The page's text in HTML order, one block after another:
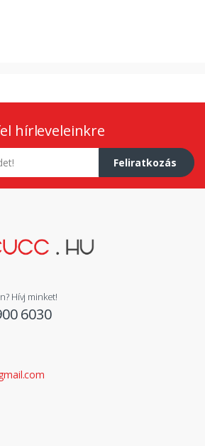
hírleveleinkre
Feliratkozás
Hívj minket!
6030